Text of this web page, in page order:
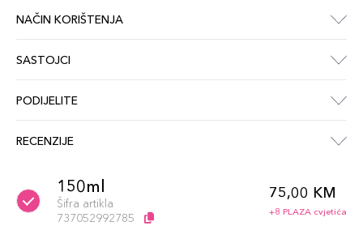
NAČIN KORIŠTENJA
SASTOJCI
PODIJELITE
RECENZIJE
150ml
Šifra artikla
737052992785
75,00 KM
+8 PLAZA cvjetića